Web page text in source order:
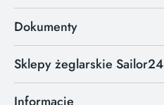
Dokumenty
Sklepy żeglarskie Sailor24
Informacje